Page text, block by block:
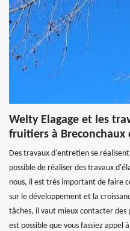
Welty Elagage et les
fruitiers à Breconchaux
Des travaux d'entretien se
possible de réaliser des travaux
nous, il est très important de faire
sur le développement et la
tâches, il vaut mieux contacter des
est possible que vous fassiez appel